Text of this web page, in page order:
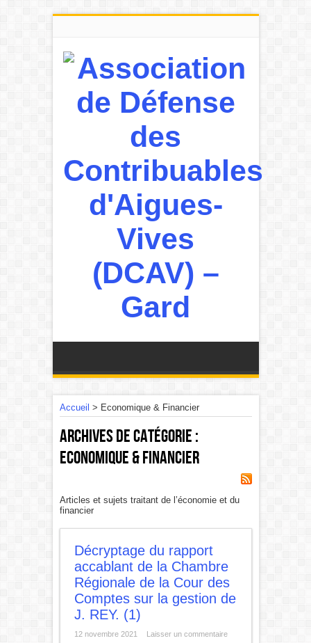
Accueil > Economique & Financier
Archives de catégorie :
Economique & Financier
Articles et sujets traitant de l’économie et du
financier
Décryptage du rapport
accablant de la Chambre
Régionale de la Cour des
Comptes sur la gestion de
J. REY. (1)
12 novembre 2021 Laisser un commentaire